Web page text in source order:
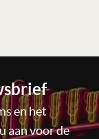
en het
aan voor de